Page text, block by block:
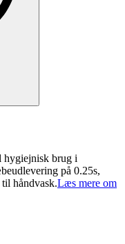
hygiejnisk brug i
på 0.25s,
håndvask.Læs mere om